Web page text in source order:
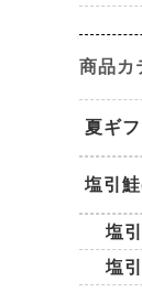
商品カ
夏ギフ
塩引
塩
塩